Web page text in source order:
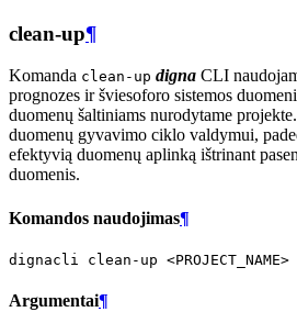
clean-up¶
Komanda clean-up digna CLI
prognozes ir šviesoforo sistemos
duomenų šaltiniams nurodytame
duomenų gyvavimo ciklo valdymui,
efektyvią duomenų aplinką ištrinant
duomenis.
Komandos naudojimas¶
dignacli clean-up <PROJECT_NAME>
Argumentai¶